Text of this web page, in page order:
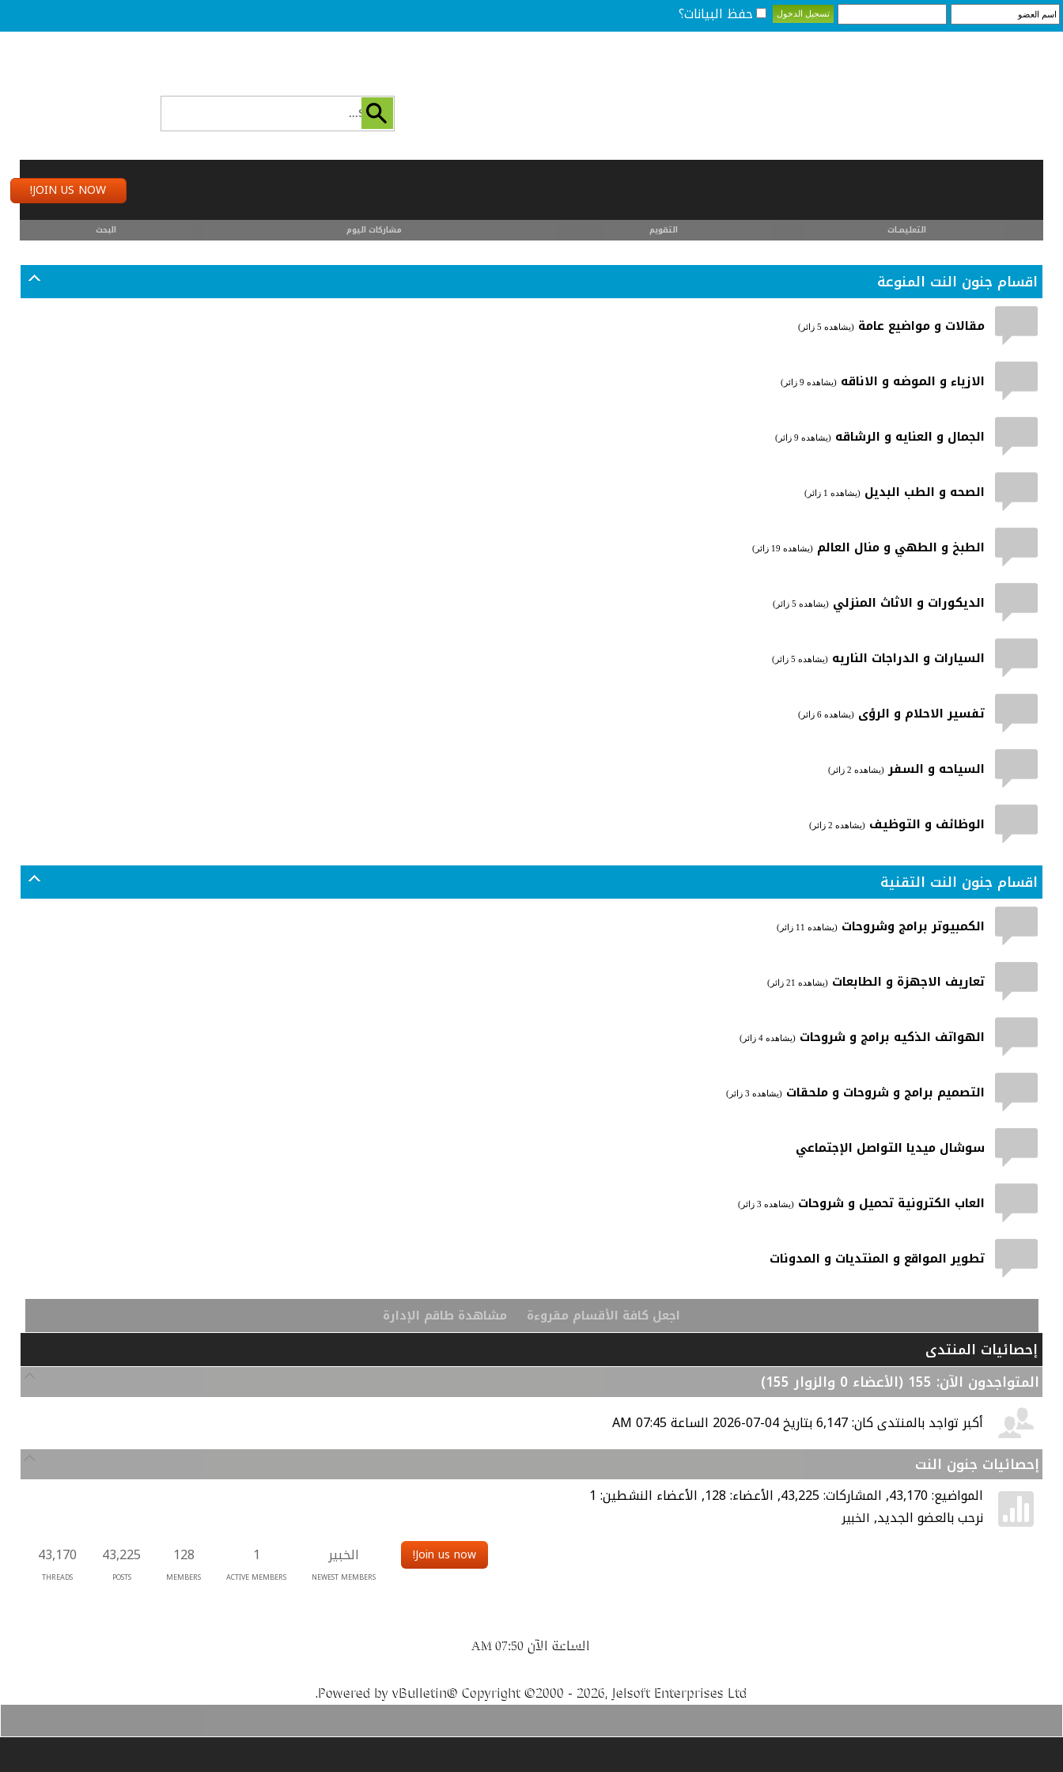
حفظ البيانات؟
JOIN US NOW!
التعليمـــات التقويم مشاركات اليوم البحث
اقسام جنون النت المنوعة
مقالات و مواضيع عامة (يشاهده 5 زائر)
الازياء و الموضه و الاناقه (يشاهده 9 زائر)
الجمال و العنايه و الرشاقه (يشاهده 9 زائر)
الصحه و الطب البديل (يشاهده 1 زائر)
الطبخ و الطهي و منال العالم (يشاهده 19 زائر)
الديكورات و الاثاث المنزلي (يشاهده 5 زائر)
السيارات و الدراجات الناريه (يشاهده 5 زائر)
تفسير الاحلام و الرؤى (يشاهده 6 زائر)
السياحه و السفر (يشاهده 2 زائر)
الوظائف و التوظيف (يشاهده 2 زائر)
اقسام جنون النت التقنية
الكمبيوتر برامج وشروحات (يشاهده 11 زائر)
تعاريف الاجهزة و الطابعات (يشاهده 21 زائر)
الهواتف الذكيه برامج و شروحات (يشاهده 4 زائر)
التصميم برامج و شروحات و ملحقات (يشاهده 3 زائر)
سوشال ميديا التواصل الإجتماعي
العاب الكترونية تحميل و شروحات (يشاهده 3 زائر)
تطوير المواقع و المنتديات و المدونات
اجعل كافة الأقسام مقروءة مشاهدة طاقم الإدارة
إحصائيات المنتدى
المتواجدون الآن: 155 (الأعضاء 0 والزوار 155)
أكبر تواجد بالمنتدى كان: 6,147 بتاريخ 04-07-2026 الساعة 07:45 AM
إحصائيات جنون النت
المواضيع: 43,170, المشاركات: 43,225, الأعضاء: 128,
الأعضاء النشطين: 1
نرحب بالعضو الجديد, الخبير
43,170
THREADS
43,225
POSTS
128
MEMBERS
1
ACTIVE MEMBERS
الخبير
NEWEST MEMBERS
Join us now!
الساعة الآن 07:50 AM
Powered by vBulletin® Copyright ©2000 - 2026, Jelsoft Enterprises Ltd.